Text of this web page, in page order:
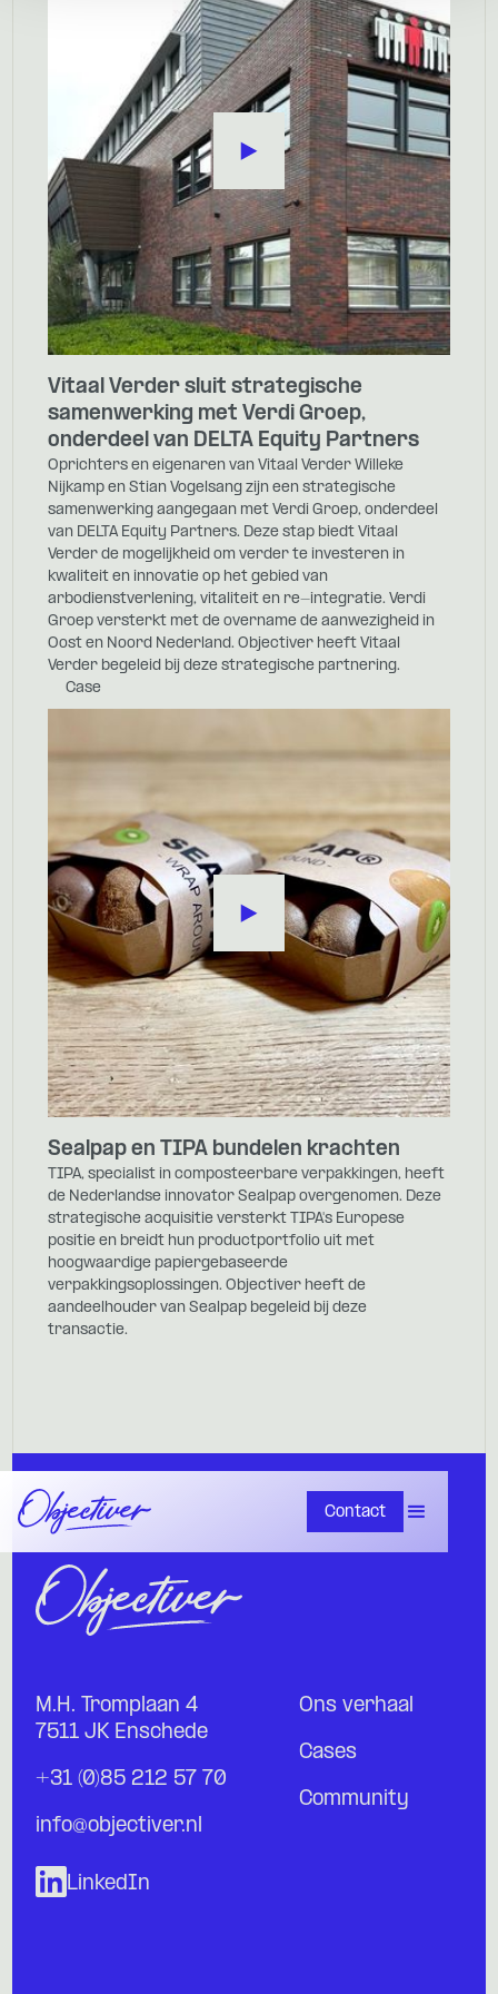
Vitaal Verder sluit strategische
samenwerking met Verdi Groep,
onderdeel van DELTA Equity Partners
Oprichters en eigenaren van Vitaal Verder Willeke
Nijkamp en Stian Vogelsang zijn een strategische
samenwerking aangegaan met Verdi Groep, onderdeel
van DELTA Equity Partners. Deze stap biedt Vitaal
Verder de mogelijkheid om verder te investeren in
kwaliteit en innovatie op het gebied van
arbodienstverlening, vitaliteit en re-integratie. Verdi
Groep versterkt met de overname de aanwezigheid in
Oost en Noord Nederland. Objectiver heeft Vitaal
Verder begeleid bij deze strategische partnering.
Case
Sealpap en TIPA bundelen krachten
TIPA, specialist in composteerbare verpakkingen, heeft
de Nederlandse innovator Sealpap overgenomen. Deze
strategische acquisitie versterkt TIPA's Europese
positie en breidt hun productportfolio uit met
hoogwaardige papiergebaseerde
verpakkingsoplossingen. Objectiver heeft de
aandeelhouder van Sealpap begeleid bij deze
transactie.
Contact
M.H. Tromplaan 4
7511 JK Enschede
+31 (0)85 212 57 70
info@objectiver.nl
Ons verhaal
Cases
Community
LinkedIn